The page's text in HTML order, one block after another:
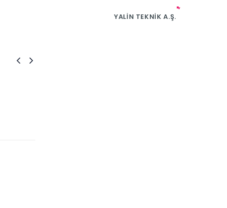
YALIN TEKNIK A.Ş.